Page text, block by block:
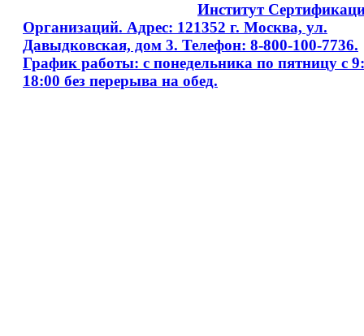
Институт
Организаций. Адрес: 121352 г. Москва, ул.
Давыдковская, дом 3. Телефон: 8-800-100-7736.
График работы: с понедельника по пятницу с
18:00 без перерыва на обед.